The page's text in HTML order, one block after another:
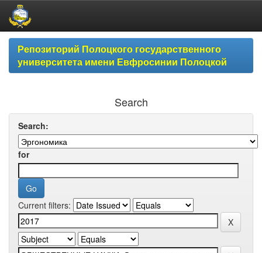
Skip
navigationРепозиторий Полоцкого государственного
университета имени Евфросинии Полоцкой
Search
Search:
for
Current filters: